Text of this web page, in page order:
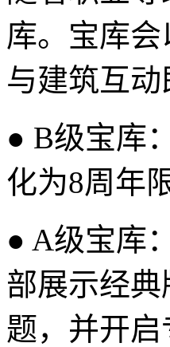
库。宝库
与建筑互动
● B级宝库
化为8周年
● A级宝库
部展示经
题，并开启